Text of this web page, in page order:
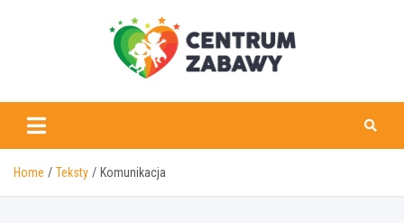
centrumzabawy.pl
Home Teksty Komunikacja